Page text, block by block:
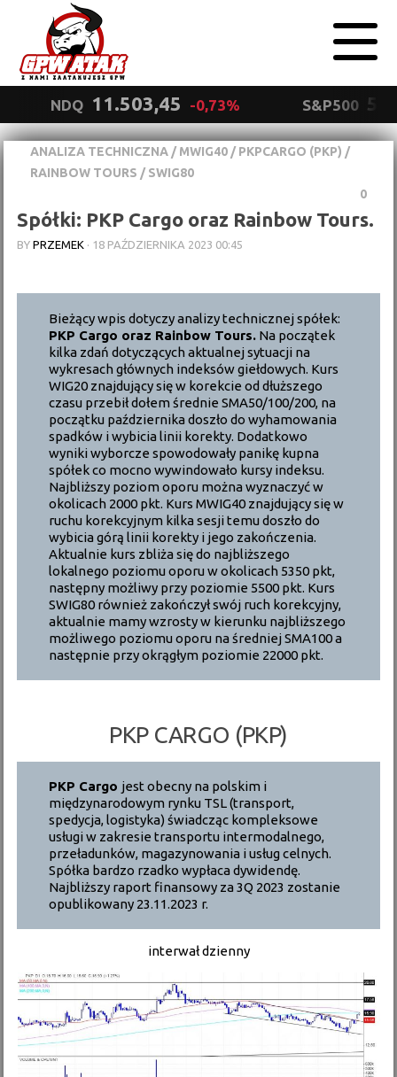
NDQ 11.503,45 -0,73% S&P500
ANALIZA TECHNICZNA / MWIG40 / PKPCARGO (PKP) /
RAINBOW TOURS / SWIG80
0
Spółki: PKP Cargo oraz Rainbow Tours.
BYPRZEMEK · 18 PAŹDZIERNIKA 2023 00:45
Bieżący wpis dotyczy analizy technicznej spółek:
PKP Cargo oraz Rainbow Tours. Na początek
kilka zdań dotyczących aktualnej sytuacji na
wykresach głównych indeksów giełdowych. Kurs
WIG20 znajdujący się w korekcie od dłuższego
czasu przebił dołem średnie SMA50/100/200, na
początku października doszło do wyhamowania
spadków i wybicia linii korekty. Dodatkowo
wyniki wyborcze spowodowały panikę kupna
spółek co mocno wywindowało kursy indeksu.
Najbliższy poziom oporu można wyznaczyć w
okolicach 2000 pkt. Kurs MWIG40 znajdujący się w
ruchu korekcyjnym kilka sesji temu doszło do
wybicia górą linii korekty i jego zakończenia.
Aktualnie kurs zbliża się do najbliższego
lokalnego poziomu oporu w okolicach 5350 pkt,
następny możliwy przy poziomie 5500 pkt. Kurs
SWIG80 również zakończył swój ruch korekcyjny,
aktualnie mamy wzrosty w kierunku najbliższego
możliwego poziomu oporu na średniej SMA100 a
następnie przy okrągłym poziomie 22000 pkt.
PKP CARGO (PKP)
PKP Cargo jest obecny na polskim i
międzynarodowym rynku TSL (transport,
spedycja, logistyka) świadcząc kompleksowe
usługi w zakresie transportu intermodalnego,
przeładunków, magazynowania i usług celnych.
Spółka bardzo rzadko wypłaca dywidendę.
Najbliższy raport finansowy za 3Q 2023 zostanie
opublikowany 23.11.2023 r.
interwał dzienny
Polityka
prywatności
Wyrażam zgodę.